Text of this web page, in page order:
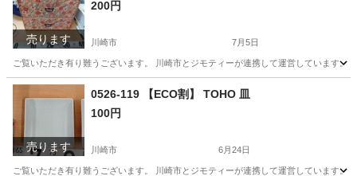
売ります
200円
川崎市 7月5日
ご覧いただき有り難うございます。 川崎市とジモティーが連携して運営していま
神奈川 川崎市 リユース
売ります
0526-119 【ECO割】 TOHO 皿
100円
川崎市 6月24日
ご覧いただき有り難うございます。 川崎市とジモティーが連携して運営していま